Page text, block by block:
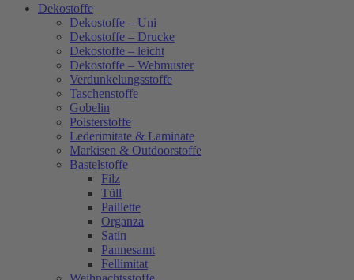
Dekostoffe
Dekostoffe – Uni
Dekostoffe – Drucke
Dekostoffe – leicht
Dekostoffe – Webmuster
Verdunkelungsstoffe
Taschenstoffe
Gobelin
Polsterstoffe
Lederimitate & Laminate
Markisen & Outdoorstoffe
Bastelstoffe
Filz
Tüll
Paillette
Organza
Satin
Pannesamt
Fellimitat